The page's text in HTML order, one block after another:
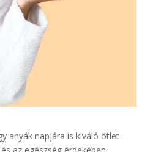
anyák napjára is kiváló ötlet